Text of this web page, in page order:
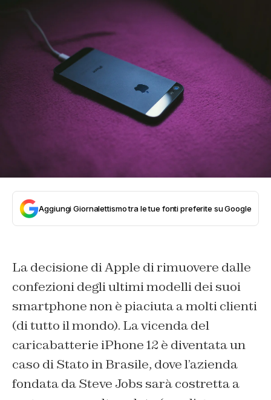
Aggiungi Giornalettismo tra le tue fonti preferite su Google
La decisione di Apple di rimuovere dalle
confezioni degli ultimi modelli dei suoi
smartphone non è piaciuta a molti clienti
(di tutto il mondo). La vicenda del
caricabatterie iPhone 12 è diventata un
caso di Stato in Brasile, dove l’azienda
fondata da Steve Jobs sarà costretta a